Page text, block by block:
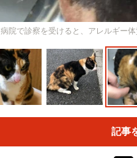
病院で診察を受けると、アレルギー
記事